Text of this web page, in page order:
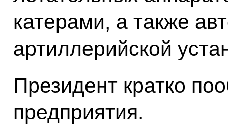
катерами, а также
артиллерийской
Президент кратко
предприятия.